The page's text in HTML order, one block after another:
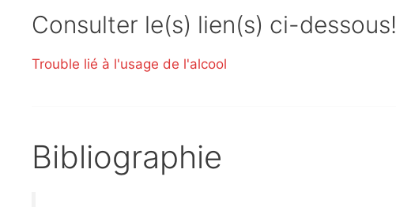
Consulter le(s) lien(s) ci-dessous!
Trouble lié à l'usage de l'alcool
Bibliographie